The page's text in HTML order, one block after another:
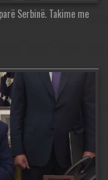
Serbinë. Takime me